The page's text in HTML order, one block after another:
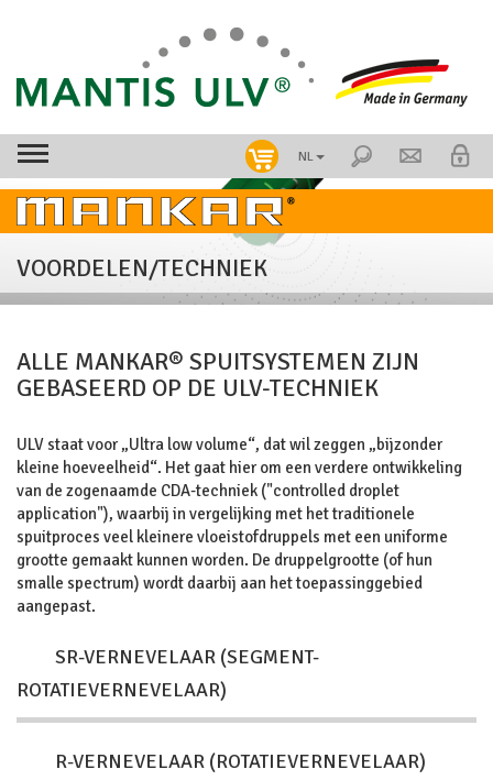
NL
VOORDELEN/TECHNIEK
ALLE MANKAR® SPUITSYSTEMEN ZIJN
GEBASEERD OP DE ULV-TECHNIEK
ULV staat voor „Ultra low volume“, dat wil zeggen „bijzonder
kleine hoeveelheid“. Het gaat hier om een verdere ontwikkeling
van de zogenaamde CDA-techniek ("controlled droplet
application"), waarbij in vergelijking met het traditionele
spuitproces veel kleinere vloeistofdruppels met een uniforme
grootte gemaakt kunnen worden. De druppelgrootte (of hun
smalle spectrum) wordt daarbij aan het toepassinggebied
aangepast.
SR-VERNEVELAAR (SEGMENT-
ROTATIEVERNEVELAAR)
R-VERNEVELAAR (ROTATIEVERNEVELAAR)